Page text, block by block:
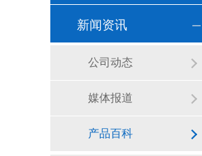
新闻资讯
公司动态
媒体报道
产品百科